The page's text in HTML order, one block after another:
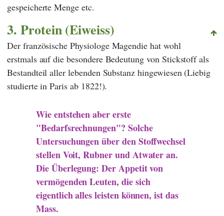
gespeicherte Menge etc.
3. Protein (Eiweiss)
Der französische Physiologe Magendie hat wohl
erstmals auf die besondere Bedeutung von Stickstoff als
Bestandteil aller lebenden Substanz hingewiesen (Liebig
studierte in Paris ab 1822!).
Wie entstehen aber erste
"Bedarfsrechnungen"? Solche
Untersuchungen über den Stoffwechsel
stellenVoit,RubnerundAtwateran.
Die Überlegung: Der Appetit von
vermögenden Leuten, die sich
eigentlich alles leisten können, ist das
Mass.